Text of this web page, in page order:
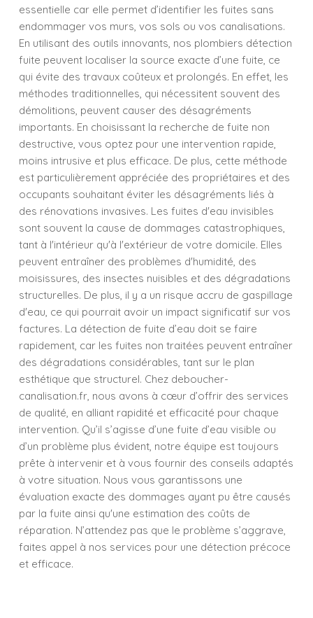
essentielle car elle permet d’identifier les fuites sans
endommager vos murs, vos sols ou vos canalisations.
En utilisant des outils innovants, nos plombiers détection
fuite peuvent localiser la source exacte d’une fuite, ce
qui évite des travaux coûteux et prolongés. En effet, les
méthodes traditionnelles, qui nécessitent souvent des
démolitions, peuvent causer des désagréments
importants. En choisissant la recherche de fuite non
destructive, vous optez pour une intervention rapide,
moins intrusive et plus efficace. De plus, cette méthode
est particulièrement appréciée des propriétaires et des
occupants souhaitant éviter les désagréments liés à
des rénovations invasives. Les fuites d'eau invisibles
sont souvent la cause de dommages catastrophiques,
tant à l'intérieur qu'à l'extérieur de votre domicile. Elles
peuvent entraîner des problèmes d'humidité, des
moisissures, des insectes nuisibles et des dégradations
structurelles. De plus, il y a un risque accru de gaspillage
d'eau, ce qui pourrait avoir un impact significatif sur vos
factures. La détection de fuite d’eau doit se faire
rapidement, car les fuites non traitées peuvent entraîner
des dégradations considérables, tant sur le plan
esthétique que structurel. Chez deboucher-
canalisation.fr, nous avons à cœur d’offrir des services
de qualité, en alliant rapidité et efficacité pour chaque
intervention. Qu’il s’agisse d’une fuite d’eau visible ou
d’un problème plus évident, notre équipe est toujours
prête à intervenir et à vous fournir des conseils adaptés
à votre situation. Nous vous garantissons une
évaluation exacte des dommages ayant pu être causés
par la fuite ainsi qu'une estimation des coûts de
réparation. N’attendez pas que le problème s’aggrave,
faites appel à nos services pour une détection précoce
et efficace.